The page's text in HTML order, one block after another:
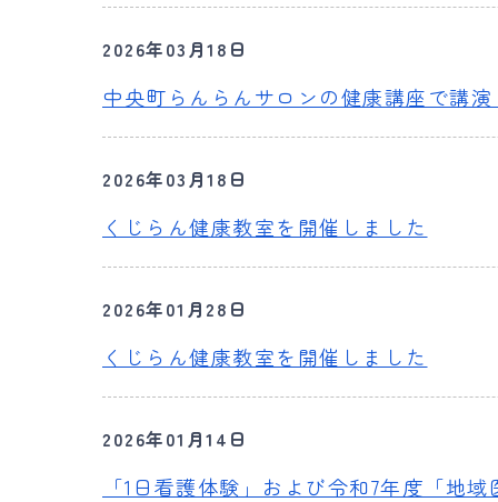
2026年03月18日
中央町らんらんサロンの健康講座で講
2026年03月18日
くじらん健康教室を開催しました
2026年01月28日
くじらん健康教室を開催しました
2026年01月14日
「1日看護体験」および令和7年度「地